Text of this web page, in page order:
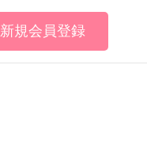
新規会員登録